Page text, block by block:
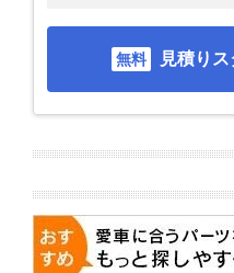
見積りス